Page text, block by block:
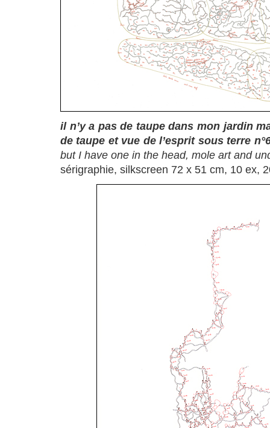
il n’y a pas de taupe dans mon jardin
de taupe et vue de l’esprit sous terre
but I have one in the head, mole art and
sérigraphie, silkscreen 72 x 51 cm, 10 ex,